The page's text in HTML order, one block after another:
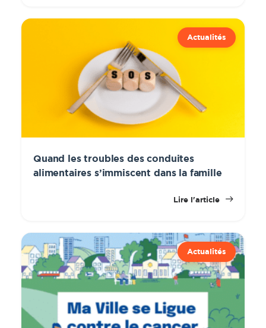
Actualités
Quand les troubles des conduites
alimentaires s’immiscent dans la famille
Lire l'article
Actualités